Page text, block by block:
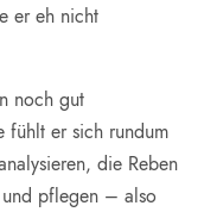
er eh nicht
noch gut
fühlt er sich rundum
die Reben
pflegen – also